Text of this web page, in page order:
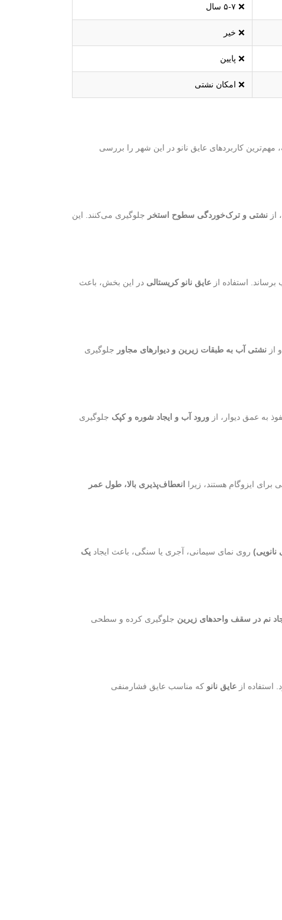
❌ ۵-۷ سال
❌ خیر
❌ پایین
❌ امکان نشتی
مهم‌ترین کاربردهای عایق نانو در این شهر را بررسی
نشتی و ترک‌خوردگی سطوح استخر جلوگیری می‌کنند. این
استفاده از عایق نانو کریستالی در این بخش، باعث
از نشتی آب به طبقات زیرین و دیوارهای مجاور جلوگیری
به عمق دیوار، از ورود آب و ایجاد شوره و کپک جلوگیری
برای ایزوگام هستند، زیرا انعطاف‌پذیری بالا، طول عمر
نانویی) روی نمای سیمانی، آجری یا سنگی، باعث ایجاد یک
نم در سقف واحدهای زیرین جلوگیری کرده و سطحی
استفاده از عایق نانو که مناسب عایق فشارمنفی